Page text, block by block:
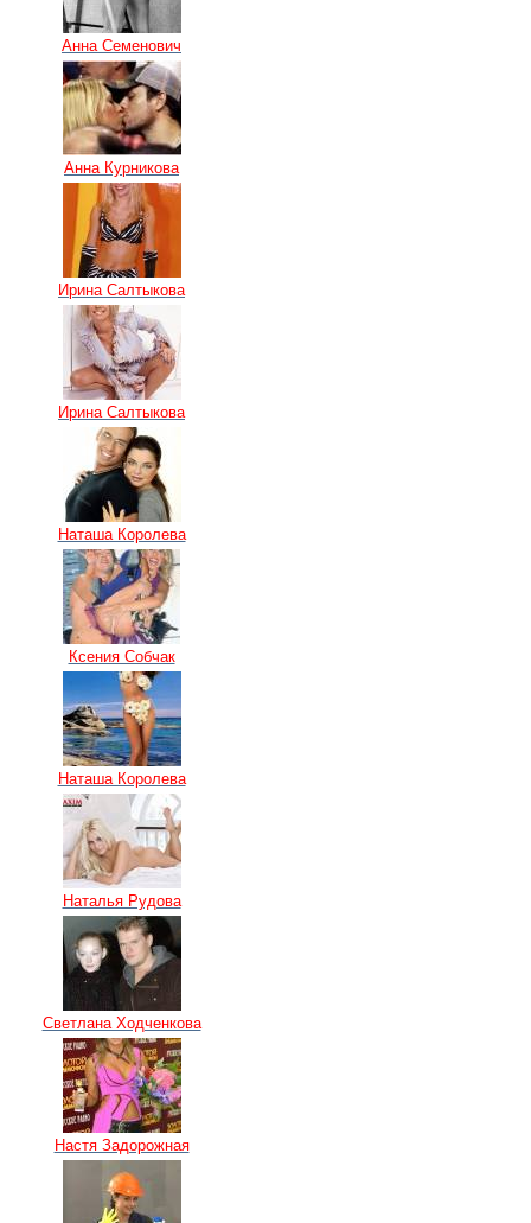
Анна Семенович
Анна Курникова
Ирина Салтыкова
Ирина Салтыкова
Наташа Королева
Ксения Собчак
Наташа Королева
Наталья Рудова
Светлана Ходченкова
Настя Задорожная